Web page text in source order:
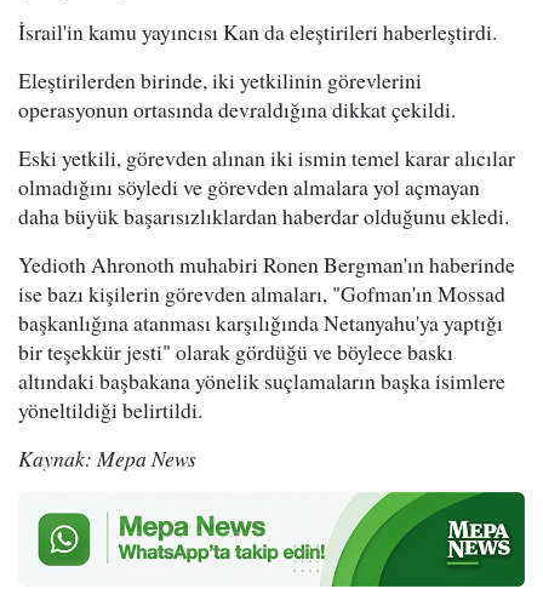
İsrail'in kamu yayıncısı Kan da eleştirileri haberleştirdi.
Eleştirilerden birinde, iki yetkilinin görevlerini
operasyonun ortasında devraldığına dikkat çekildi.
Eski yetkili, görevden alınan iki ismin temel karar alıcılar
olmadığını söyledi ve görevden almalara yol açmayan
daha büyük başarısızlıklardan haberdar olduğunu ekledi.
Yedioth Ahronoth muhabiri Ronen Bergman'ın haberinde
ise bazı kişilerin görevden almaları, "Gofman'ın Mossad
başkanlığına atanması karşılığında Netanyahu'ya yaptığı
bir teşekkür jesti" olarak gördüğü ve böylece baskı
altındaki başbakana yönelik suçlamaların başka isimlere
yöneltildiği belirtildi.
Kaynak: Mepa News